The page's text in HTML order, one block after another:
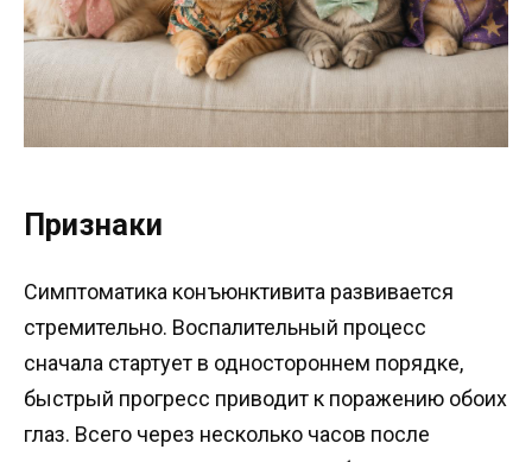
Признаки
Симптоматика конъюнктивита развивается
стремительно. Воспалительный процесс
сначала стартует в одностороннем порядке,
быстрый прогресс приводит к поражению обоих
глаз. Всего через несколько часов после